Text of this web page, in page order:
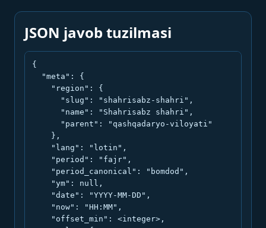
JSON javob tuzilmasi
{
  "meta": {
    "region": {
      "slug": "shahrisabz-shahri",
      "name": "Shahrisabz shahri",
      "parent": "qashqadaryo-viloyati"
    },
    "lang": "lotin",
    "period": "fajr",
    "period_canonical": "bomdod",
    "ym": null,
    "date": "YYYY-MM-DD",
    "now": "HH:MM",
    "offset_min": <integer>,